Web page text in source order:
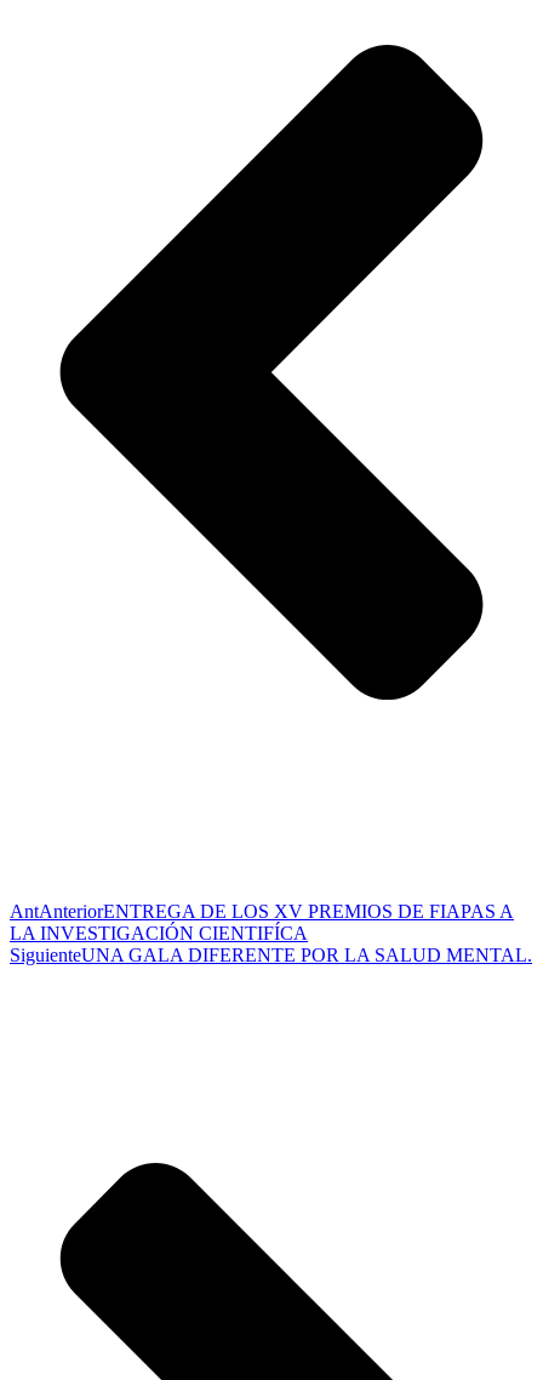
AntAnteriorENTREGA DE LOS XV PREMIOS DE FIAPAS A
LA INVESTIGACIÓN CIENTIFÍCA
SiguienteUNA GALA DIFERENTE POR LA SALUD MENTAL.